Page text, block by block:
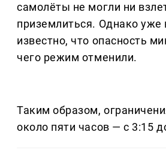
самолёты не могли ни
приземлиться. Однако уже
известно, что опасность
чего режим отменили.
Таким образом,
около пяти часов — с 3:15